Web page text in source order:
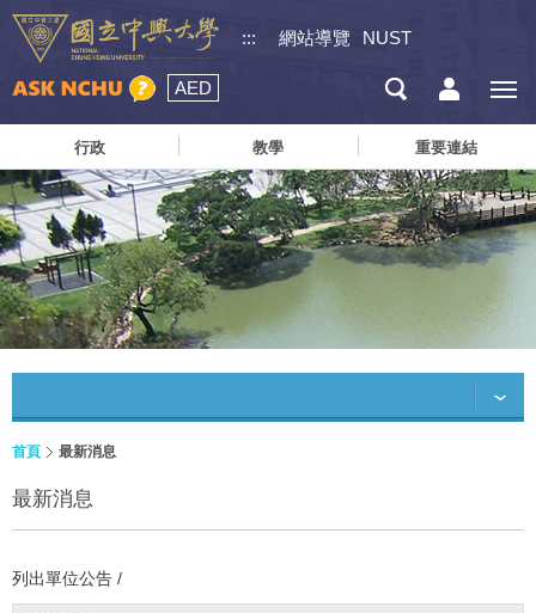
::: 網站導覽 NUST
AED
行政 教學 重要連結
首頁 最新消息
最新消息
列出單位公告 /